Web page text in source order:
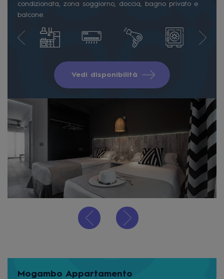
condizionata, zona soggiorno, doccia, bagno privato e
balcone.
Vedi disponibilità
Mogambo Appartamento